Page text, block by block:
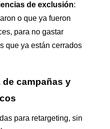
de exclusión:
o que ya fueron
para no gastar
que ya están cerrados
campañas y
para retargeting, sin